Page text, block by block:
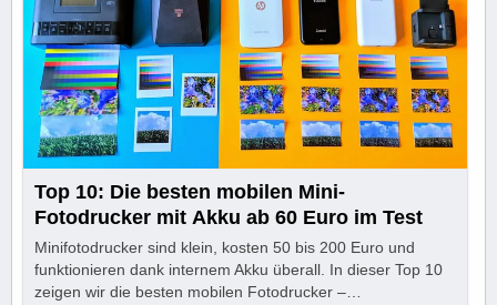
Top 10: Die besten mobilen Mini-
Fotodrucker mit Akku ab 60 Euro im Test
Minifotodrucker sind klein, kosten 50 bis 200 Euro und
funktionieren dank internem Akku überall. In dieser Top 10
zeigen wir die besten mobilen Fotodrucker –…